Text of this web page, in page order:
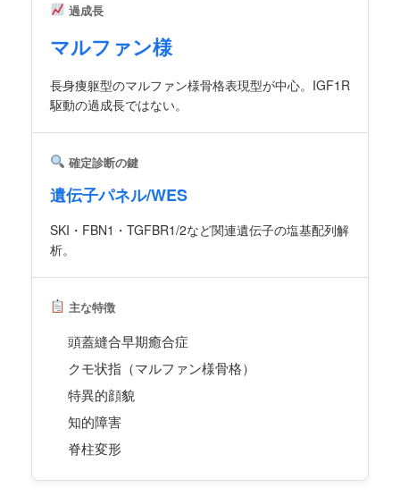
過成長
マルファン様
長身痩躯型のマルファン様骨格表現型が中心。IGF1R
駆動の過成長ではない。
確定診断の鍵
遺伝子パネル/WES
SKI・FBN1・TGFBR1/2など関連遺伝子の塩基配列解
析。
主な特徴
頭蓋縫合早期癒合症
クモ状指（マルファン様骨格）
特異的顔貌
知的障害
脊柱変形